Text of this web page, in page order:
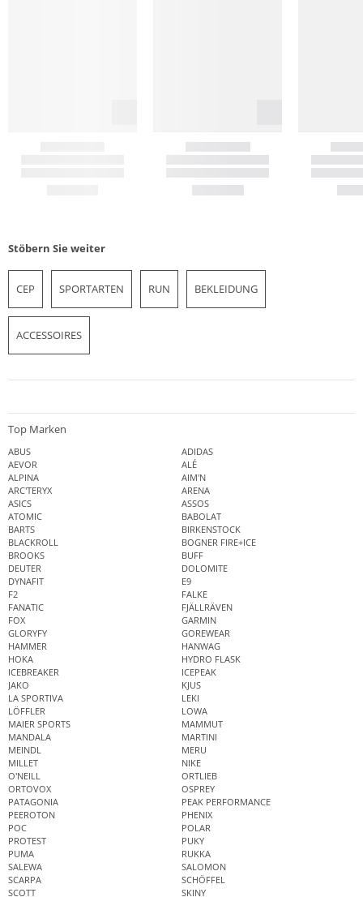
Stöbern Sie weiter
CEP SPORTARTEN RUN BEKLEIDUNG
ACCESSOIRES
Top Marken
ABUS
ADIDAS
AEVOR
ALÉ
ALPINA
AIM'N
ARC'TERYX
ARENA
ASICS
ASSOS
ATOMIC
BABOLAT
BARTS
BIRKENSTOCK
BLACKROLL
BOGNER FIRE+ICE
BROOKS
BUFF
DEUTER
DOLOMITE
DYNAFIT
E9
F2
FALKE
FANATIC
FJÄLLRÄVEN
FOX
GARMIN
GLORYFY
GOREWEAR
HAMMER
HANWAG
HOKA
HYDRO FLASK
ICEBREAKER
ICEPEAK
JAKO
KJUS
LA SPORTIVA
LEKI
LÖFFLER
LOWA
MAIER SPORTS
MAMMUT
MANDALA
MARTINI
MEINDL
MERU
MILLET
NIKE
O'NEILL
ORTLIEB
ORTOVOX
OSPREY
PATAGONIA
PEAK PERFORMANCE
PEEROTON
PHENIX
POC
POLAR
PROTEST
PUKY
PUMA
RUKKA
SALEWA
SALOMON
SCARPA
SCHÖFFEL
SCOTT
SKINY